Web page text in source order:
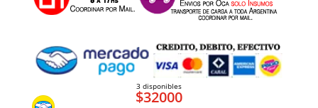
$32000
3 disponibles